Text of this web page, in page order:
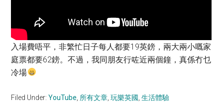
入場費唔平，非繁忙日子每人都要19英鎊，兩大兩小嘅家
庭票都要62鎊。不過，我同朋友行咗近兩個鐘，真係冇乜
冷場
Filed Under:YouTube 所有文章 ,玩樂英國 ,生活體驗